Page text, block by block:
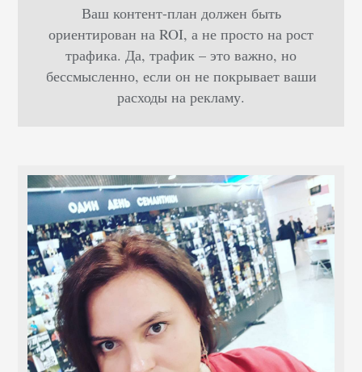
Ваш контент-план должен быть
ориентирован на ROI, а не просто на рост
трафика. Да, трафик – это важно, но
бессмысленно, если он не покрывает ваши
расходы на рекламу.